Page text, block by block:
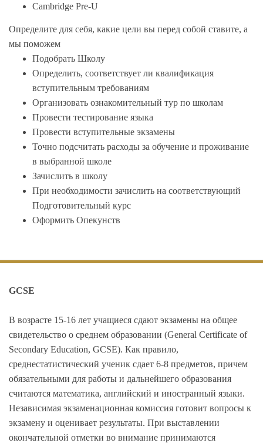
Cambridge Pre-U
Определите для себя, какие цели вы перед собой ставите, а
мы поможем
Подобрать Школу
Определить, соответствует ли квалификация
вступительным требованиям
Организовать ознакомительный тур по школам
Провести тестирование языка
Провести вступительные экзамены
Точно подсчитать расходы за обучение и проживание
в выбранной школе
Зачислить в школу
При необходимости зачислить на соответствующий
Подготовительный курс
Оформить Опекунств
GCSE
В возрасте 15-16 лет учащиеся сдают экзамены на общее
свидетельство о среднем образовании (General Certificate of
Secondary Education, GCSE). Как правило,
среднестатистический ученик сдает 6-8 предметов, причем
обязательными для работы и дальнейшего образования
считаются математика, английский и иностранный языки.
Независимая экзаменационная комиссия готовит вопросы к
экзамену и оценивает результаты. При выставлении
окончательной отметки во внимание принимаются